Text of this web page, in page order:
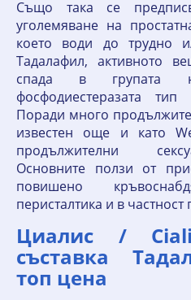
Също така се
уголемяване на
което води до трудно
Тадалафил, активното
спада в групата
фосфодиестеразата
Поради много
известен още и като
продължителни
Основните ползи от
повишено
перисталтика и в частност
Циалис /
съставка
топ цена ️